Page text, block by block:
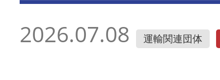
2026.07.08 運輸関連団体